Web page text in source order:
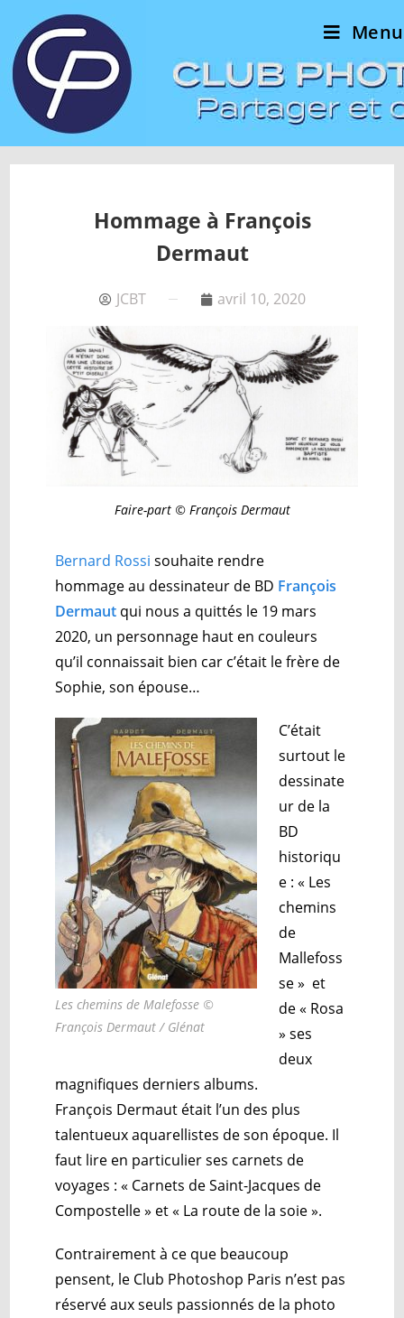
Menu
Hommage à François
Dermaut
JCBT avril 10, 2020
Faire-part © François Dermaut
Bernard Rossi souhaite rendre
hommageau dessinateur de BD François
Dermaut qui nous a quittés le 19 mars
2020, un personnage haut en couleurs
qu’il connaissait bien car c’était le frère de
Sophie, son épouse…
Les chemins de Malefosse ©
François Dermaut / Glénat
C’était
surtout le
dessinate
ur de la
BD
historiqu
e :« Les
chemins
de
Mallefoss
se » et
de« Rosa
» ses
deux
magnifiques derniers albums.
François Dermaut était l’un des plus
talentueux aquarellistes de son époque. Il
faut lire en particulierses carnets de
voyages : « Carnets de Saint-Jacques de
Compostelle » et « La route de la soie ».
Contrairement à ce que beaucoup
pensent, le Club Photoshop Paris n’est pas
réservé aux seuls passionnés de la photo